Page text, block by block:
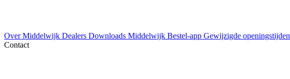
Over Middelwijk Dealers Downloads Middelwijk Bestel-app Gewijzigde openingstijden
Contact